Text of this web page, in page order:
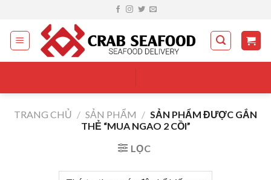
content
TRANG CHỦ / SẢN PHẨM / SẢN PHẨM ĐƯỢC GẮN
THẺ “MUA NGAO 2 CỒI”
LỌC